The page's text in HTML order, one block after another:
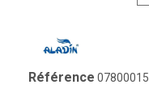
Référence 07800015